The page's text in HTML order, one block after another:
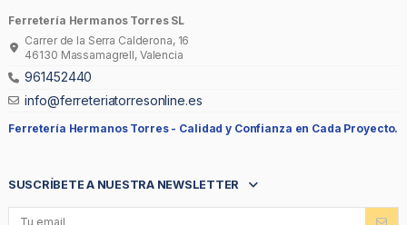
Ferretería Hermanos Torres SL
Carrer de la Serra Calderona, 16
46130 Massamagrell, Valencia
961452440
info@ferreteriatorresonline.es
Ferretería Hermanos Torres - Calidad y Confianza en Cada Proyecto.
SUSCRÍBETE A NUESTRA NEWSLETTER